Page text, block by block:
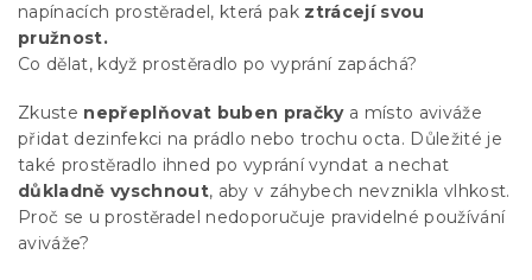
napínacích prostěradel, která pak ztrácejí svou
pružnost.
Co dělat, když prostěradlo po vyprání zapáchá?
Zkuste nepřeplňovat buben pračkya místo aviváže
přidat dezinfekci na prádlo nebo trochu octa. Důležité je
také prostěradlo ihned po vyprání vyndat a nechat
důkladně vyschnout, aby v záhybech nevznikla vlhkost.
Proč se u prostěradel nedoporučuje pravidelné používání
aviváže?